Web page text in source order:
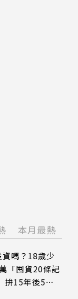
本月最熱
嗎？18歲少
「囤貨20條記
拚15年後5倍